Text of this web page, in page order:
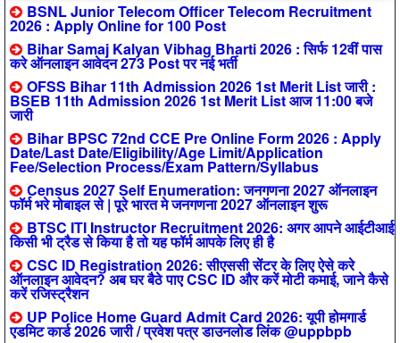
BSNL Junior Telecom Officer Telecom Recruitment
2026 : Apply Online for 100 Post
Bihar Samaj Kalyan Vibhag Bharti 2026 : सिर्फ 12वीं पास
करे ऑनलाइन आवेदन 273 Post पर नई भर्ती
OFSS Bihar 11th Admission 2026 1st Merit List जारी :
BSEB 11th Admission 2026 1st Merit List आज 11:00 बजे
जारी
Bihar BPSC 72nd CCE Pre Online Form 2026 : Apply
Date/Last Date/Eligibility/Age Limit/Application
Fee/Selection Process/Exam Pattern/Syllabus
Census 2027 Self Enumeration: जनगणना 2027 ऑनलाइन
फॉर्म भरे मोबाइल से | पूरे भारत मे जनगणना 2027 ऑनलाइन शुरू
BTSC ITI Instructor Recruitment 2026: अगर आपने आईटीआई
किसी भी ट्रैड से किया है तो यह फॉर्म आपके लिए ही है
CSC ID Registration 2026: सीएससी सेंटर के लिए ऐसे करे
ऑनलाइन आवेदन? अब घर बैठे पाए CSC ID और करें मोटी कमाई, जाने कैसे
करें रजिस्ट्रैशन
UP Police Home Guard Admit Card 2026: यूपी होमगार्ड
एडमिट कार्ड 2026 जारी / प्रवेश पत्र डाउनलोड लिंक @uppbpb